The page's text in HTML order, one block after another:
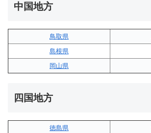
中国地方
鳥取県
島根県
岡山県
四国地方
徳島県